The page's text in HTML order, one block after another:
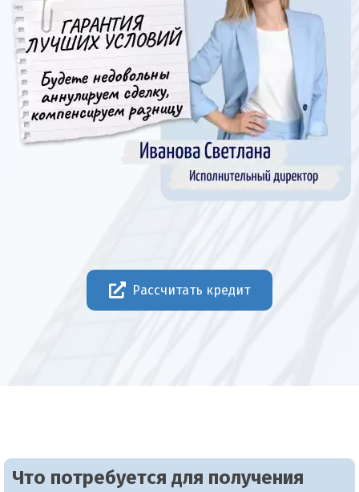
Рассчитать кредит
Что потребуется для получения